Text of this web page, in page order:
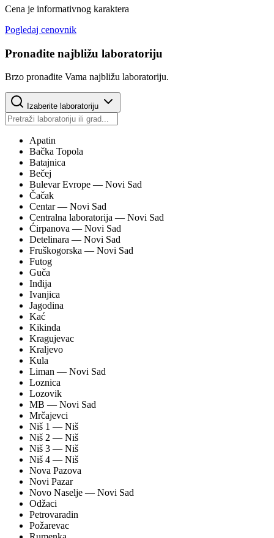
Cena je informativnog karaktera
Pogledaj cenovnik
Pronađite najbližu laboratoriju
Brzo pronađite Vama najbližu laboratoriju.
Izaberite laboratoriju
Apatin
Bačka Topola
Batajnica
Bečej
Bulevar Evrope — Novi Sad
Čačak
Centar — Novi Sad
Centralna laboratorija — Novi Sad
Ćirpanova — Novi Sad
Detelinara — Novi Sad
Fruškogorska — Novi Sad
Futog
Guča
Inđija
Ivanjica
Jagodina
Kać
Kikinda
Kragujevac
Kraljevo
Kula
Liman — Novi Sad
Loznica
Lozovik
MB — Novi Sad
Mrčajevci
Niš 1 — Niš
Niš 2 — Niš
Niš 3 — Niš
Niš 4 — Niš
Nova Pazova
Novi Pazar
Novo Naselje — Novi Sad
Odžaci
Petrovaradin
Požarevac